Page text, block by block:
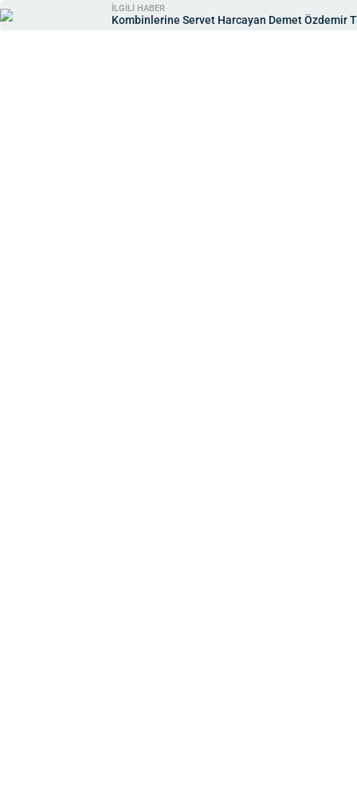
İLGİLİ HABER
Kombinlerine Servet Harcayan Demet Özdemir